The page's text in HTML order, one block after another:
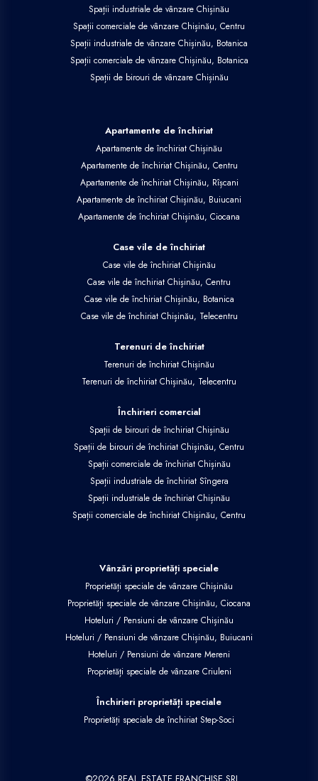
Spații industriale de vânzare Chișinău
Spații comerciale de vânzare Chișinău, Centru
Spații industriale de vânzare Chișinău, Botanica
Spații comerciale de vânzare Chișinău, Botanica
Spații de birouri de vânzare Chișinău
Apartamente de închiriat
Apartamente de închiriat Chișinău
Apartamente de închiriat Chișinău, Centru
Apartamente de închiriat Chișinău, Rîșcani
Apartamente de închiriat Chișinău, Buiucani
Apartamente de închiriat Chișinău, Ciocana
Case vile de închiriat
Case vile de închiriat Chișinău
Case vile de închiriat Chișinău, Centru
Case vile de închiriat Chișinău, Botanica
Case vile de închiriat Chișinău, Telecentru
Terenuri de închiriat
Terenuri de închiriat Chișinău
Terenuri de închiriat Chișinău, Telecentru
Închirieri comercial
Spații de birouri de închiriat Chișinău
Spații de birouri de închiriat Chișinău, Centru
Spații comerciale de închiriat Chișinău
Spații industriale de închiriat Sîngera
Spații industriale de închiriat Chișinău
Spații comerciale de închiriat Chișinău, Centru
Vânzări proprietăți speciale
Proprietăți speciale de vânzare Chișinău
Proprietăți speciale de vânzare Chișinău, Ciocana
Hoteluri / Pensiuni de vânzare Chișinău
Hoteluri / Pensiuni de vânzare Chișinău, Buiucani
Hoteluri / Pensiuni de vânzare Mereni
Proprietăți speciale de vânzare Criuleni
Închirieri proprietăți speciale
Proprietăți speciale de închiriat Step-Soci